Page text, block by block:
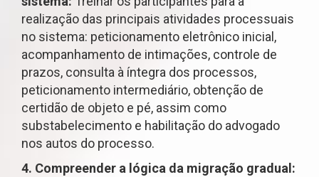
realização das principais atividades processuais
no sistema: peticionamento eletrônico inicial,
acompanhamento de intimações, controle de
prazos, consulta à íntegra dos processos,
peticionamento intermediário, obtenção de
certidão de objeto e pé, assim como
substabelecimento e habilitação do advogado
nos autos do processo.
4. Compreender a lógica da migração gradual: